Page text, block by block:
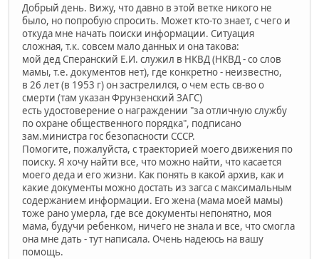
Добрый день. Вижу, что давно в этой ветке никого не
было, но попробую спросить. Может кто-то знает, с чего и
откуда мне начать поиски информации. Ситуация
сложная, т.к. совсем мало данных и она такова:
мой дед Сперанский Е.И. служил в НКВД (НКВД - со слов
мамы, т.е. документов нет), где конкретно - неизвестно,
в 26 лет (в 1953 г) он застрелился, о чем есть св-во о
смерти (там указан Фрунзенский ЗАГС)
есть удостоверение о награждении "за отличную службу
по охране общественного порядка", подписано
зам.министра гос безопасности СССР.
Помогите, пожалуйста, с траекторией моего движения по
поиску. Я хочу найти все, что можно найти, что касается
моего деда и его жизни. Как понять в какой архив, как и
какие документы можно достать из загса с максимальным
содержанием информации. Его жена (мама моей мамы)
тоже рано умерла, где все документы непонятно, моя
мама, будучи ребенком, ничего не знала и все, что смогла
она мне дать - тут написала. Очень надеюсь на вашу
помощь.